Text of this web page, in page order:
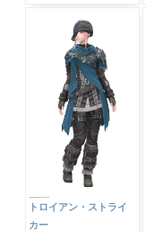
トロイアン・ストライ
カー